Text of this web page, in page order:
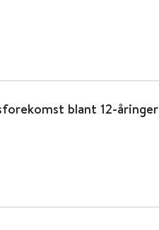
blant 12-åringer